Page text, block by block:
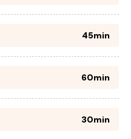
45min
60min
30min